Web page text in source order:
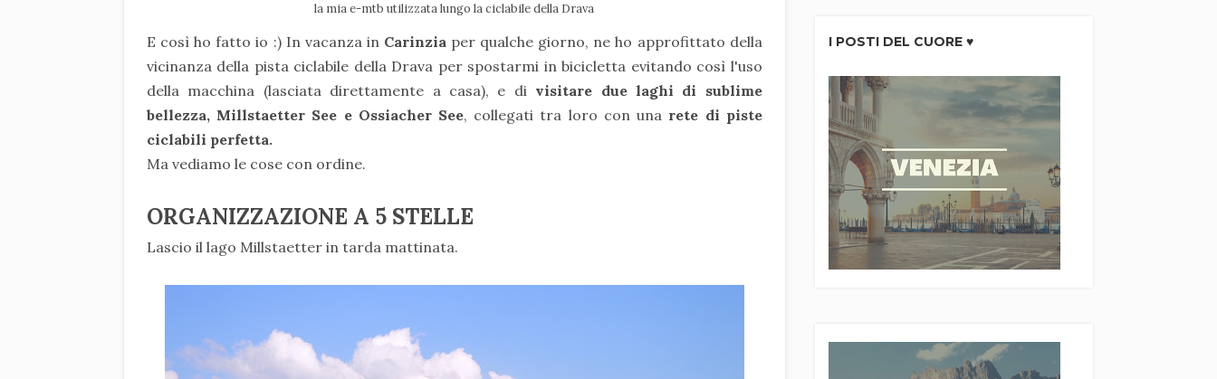
la mia e-mtb utilizzata lungo la ciclabile della Drava
E così ho fatto io :) In vacanza in Carinziaper qualche giorno, ne ho approfittato della
vicinanza della pista ciclabile della Drava per spostarmi in bicicletta evitando così l'uso
della macchina (lasciata direttamente a casa), e divisitare due laghi di sublime
bellezza, Millstaetter See e Ossiacher See, collegati tra loro con una rete di piste
ciclabili perfetta.
Ma vediamo le cose con ordine.
ORGANIZZAZIONE A 5 STELLE
Lascio il lago Millstaetter in tarda mattinata.
I POSTI DEL CUORE ♥